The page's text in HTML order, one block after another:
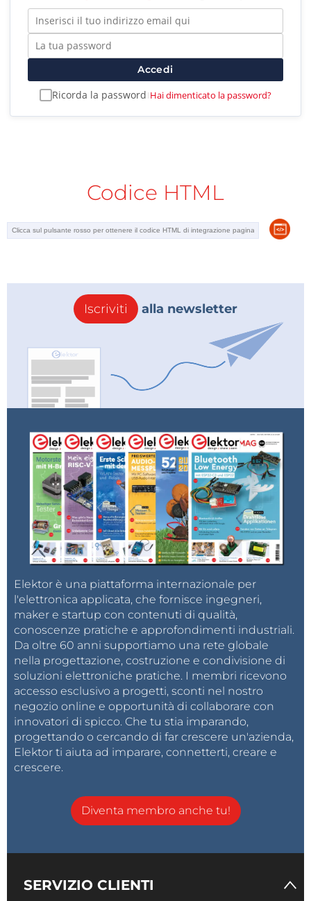
Accedi
Ricorda la password | Hai dimenticato la password?
Codice HTML
Iscriviti alla newsletter
Elektor è una piattaforma internazionale per
l'elettronica applicata, che fornisce ingegneri,
maker e startup con contenuti di qualità,
conoscenze pratiche e approfondimenti industriali.
Da oltre 60 anni supportiamo una rete globale
nella progettazione, costruzione e condivisione di
soluzioni elettroniche pratiche. I membri ricevono
accesso esclusivo a progetti, sconti nel nostro
negozio online e opportunità di collaborare con
innovatori di spicco. Che tu stia imparando,
progettando o cercando di far crescere un'azienda,
Elektor ti aiuta ad imparare, connetterti, creare e
crescere.
Diventa membro anche tu!
SERVIZIO CLIENTI